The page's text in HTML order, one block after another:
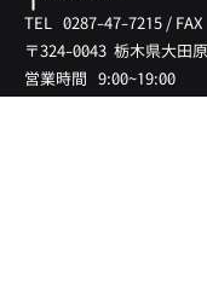
TEL 0287-47-7215 / FAX
〒324-0043 ​栃木県大田
営業時間 9:00~19:00